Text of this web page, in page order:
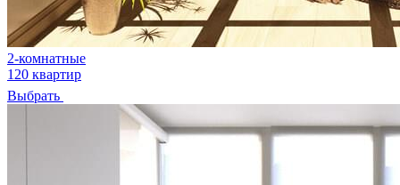
2-комнатные
120 квартир
Выбрать